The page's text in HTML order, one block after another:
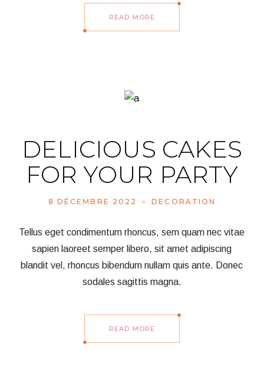
READ MORE
DELICIOUS CAKES
FOR YOUR PARTY
8 DÉCEMBRE 2022 DECORATION
Tellus eget condimentum rhoncus, sem quam nec vitae
sapien laoreet semper libero, sit amet adipiscing
blandit vel, rhoncus bibendum nullam quis ante. Donec
sodales sagittis magna.
READ MORE